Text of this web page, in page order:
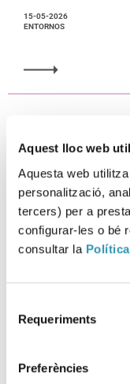
Aquest lloc web
Aquesta web
personalització,
tercers) per a
configurar-les o bé
consultar la
Requeriments
Preferències
15-05-2026
ENTORNOS
XXVII